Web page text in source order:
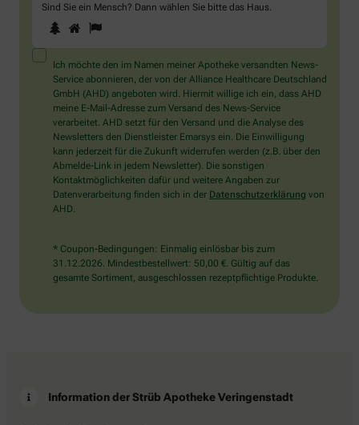
Sind Sie ein Mensch? Dann wählen Sie bitte das Haus.
Sind
Sie
ein
Mensch?
Dann
wählen
Sie
bitte
das
Haus.
1 2
Ich möchte den im Namen meiner Apotheke versandten News-
Service abonnieren, der von der Alliance Healthcare Deutschland
GmbH (AHD) angeboten wird. Hiermit willige ich ein, dass AHD
meine E-Mail-Adresse zum Versand des News-Service
verarbeitet. AHD setzt für den Versand und die Analyse des
Newsletters den Dienstleister Emarsys ein. Die Einwilligung
kann jederzeit für die Zukunft widerrufen werden (z.B. über den
Abmelde-Link in jedem Newsletter). Die sonstigen
Kontaktmöglichkeiten dafür und weitere Angaben zur
Datenverarbeitung finden sich in der Datenschutzerklärung von
AHD.
* Coupon-Bedingungen: Einmalig einlösbar bis zum
31.12.2026. Mindestbestellwert: 50,00 €. Gültig auf das
gesamte Sortiment, ausgeschlossen rezeptpflichtige Produkte.
Information der Strüb Apotheke Veringenstadt